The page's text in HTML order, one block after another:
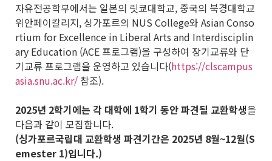
자유전공학부에서는 일본의 릿쿄대학교, 중국의 북경대학교
위안페이칼리지, 싱가포르의 NUS College와 Asian Conso
rtium for Excellence in Liberal Arts and Interdisciplin
ary Education (ACE 프로그램)을 구성하여 장기교류와 단
기교류 프로그램을 운영하고 있습니다(https://clscampus
asia.snu.ac.kr/ 참조).
2025년 2학기에는 각 대학에 1학기 동안 파견될 교환학생을
다음과 같이 모집합니다.
(싱가포르국립대 교환학생 파견기간은 2025년 8월~12월(S
emester 1)입니다.)